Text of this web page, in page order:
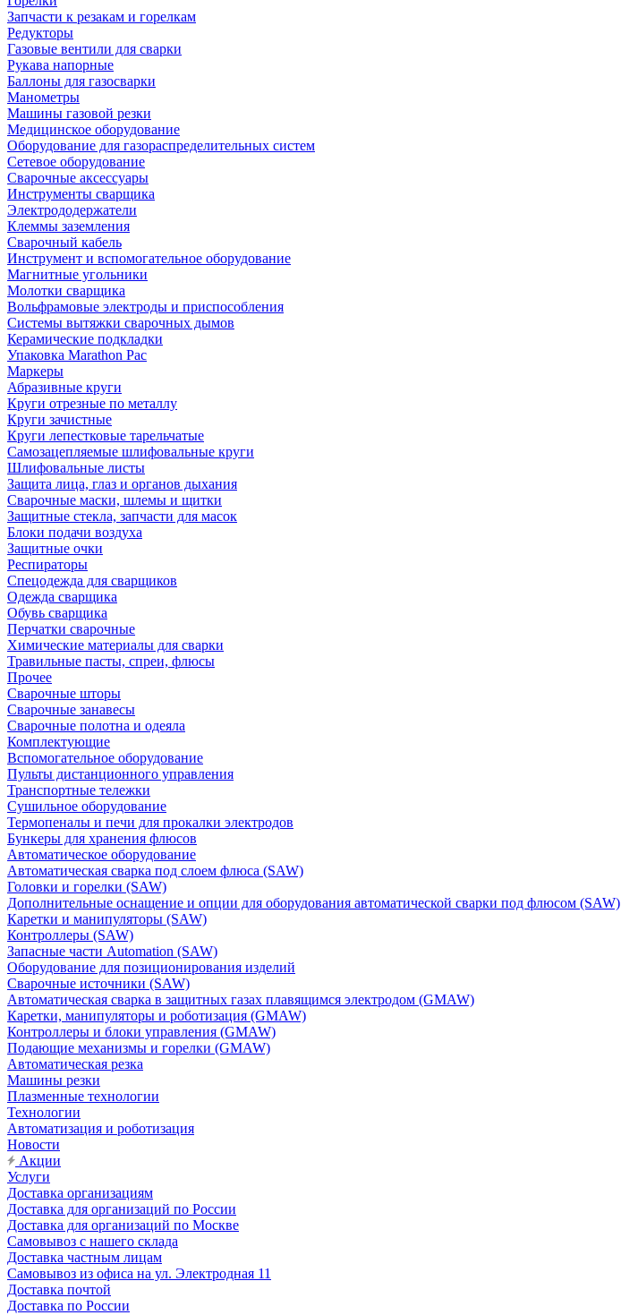
Запчасти к резакам и горелкам
Редукторы
Газовые вентили для сварки
Рукава напорные
Баллоны для газосварки
Манометры
Машины газовой резки
Медицинское оборудование
Оборудование для газораспределительных систем
Сетевое оборудование
Сварочные аксессуары
Инструменты сварщика
Электрододержатели
Клеммы заземления
Сварочный кабель
Инструмент и вспомогательное оборудование
Магнитные угольники
Молотки сварщика
Вольфрамовые электроды и приспособления
Системы вытяжки сварочных дымов
Керамические подкладки
Упаковка Marathon Pac
Маркеры
Абразивные круги
Круги отрезные по металлу
Круги зачистные
Круги лепестковые тарельчатые
Самозацепляемые шлифовальные круги
Шлифовальные листы
Защита лица, глаз и органов дыхания
Сварочные маски, шлемы и щитки
Защитные стекла, запчасти для масок
Блоки подачи воздуха
Защитные очки
Респираторы
Спецодежда для сварщиков
Одежда сварщика
Обувь сварщика
Перчатки сварочные
Химические материалы для сварки
Травильные пасты, спреи, флюсы
Прочее
Сварочные шторы
Сварочные занавесы
Сварочные полотна и одеяла
Комплектующие
Вспомогательное оборудование
Пульты дистанционного управления
Транспортные тележки
Сушильное оборудование
Термопеналы и печи для прокалки электродов
Бункеры для хранения флюсов
Автоматическое оборудование
Автоматическая сварка под слоем флюса (SAW)
Головки и горелки (SAW)
Дополнительные оснащение и опции для оборудования автоматической сварки под флюсом (SAW)
Каретки и манипуляторы (SAW)
Контроллеры (SAW)
Запасные части Automation (SAW)
Оборудование для позиционирования изделий
Сварочные источники (SAW)
Автоматическая сварка в защитных газах плавящимся электродом (GMAW)
Каретки, манипуляторы и роботизация (GMAW)
Контроллеры и блоки управления (GMAW)
Подающие механизмы и горелки (GMAW)
Автоматическая резка
Машины резки
Плазменные технологии
Технологии
Автоматизация и роботизация
Новости
Акции
Услуги
Доставка организациям
Доставка для организаций по России
Доставка для организаций по Москве
Самовывоз с нашего склада
Доставка частным лицам
Самовывоз из офиса на ул. Электродная 11
Доставка почтой
Доставка по России